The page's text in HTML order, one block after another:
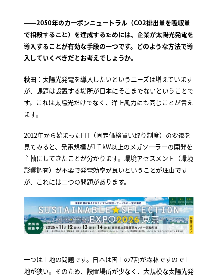
――2050年のカーボンニュートラル（CO2排出量を吸収量
で相殺すること）を達成するためには、企業が太陽光発電を
導入することが有効な手段の一つです。どのような方法で導
入していくべきだとお考えでしょうか。
秋田 ：太陽光発電を導入したいというニーズは増えています
が、課題は設置する場所が日本にそこまでないということで
す。これは太陽光だけでなく、洋上風力にも同じことが言え
ます。
2012年から始まったFIT（固定価格買い取り制度）の変遷を
見てみると、発電規模が1千kW以上のメガソーラーの開発を
主軸にしてきたことが分かります。環境アセスメント（環境
影響調査）が不要で発電効率が良いということが理由です
が、これには二つの問題があります。
一つは土地の問題です。日本は国土の7割が森林ですので土
地が狭い。そのため、設置場所が少なく、大規模な太陽光発